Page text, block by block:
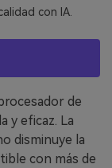
con IA.
de
y eficaz. La
disminuye la
con más de